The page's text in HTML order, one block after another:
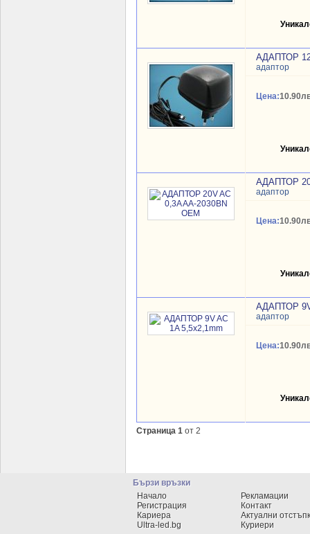
АДАПТОР
адаптор
Цена:
АДАПТОР
адаптор
Цена:
АДАПТОР
адаптор
Цена:
Страница 1 от 2
Бързи връзки
Начало
Рекламации
Регистрация
Контакт
Кариера
Актуални
Ultra-led.bg
Куриери